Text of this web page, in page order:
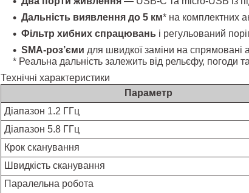
Дальність виявлення до 5 км* на комплектних
Фільтр хибних спрацювань і регульований
SMA-роз’єми для швидкої заміни на спрямовані
* Реальна дальність залежить від рельєфу, погоди
Технічні характеристики
Параметр
Діапазон 1.2 ГГц
Діапазон 5.8 ГГц
Крок сканування
Швидкість сканування
Паралельна робота